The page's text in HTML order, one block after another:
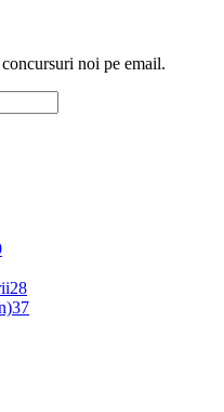
noi pe email.
28
37